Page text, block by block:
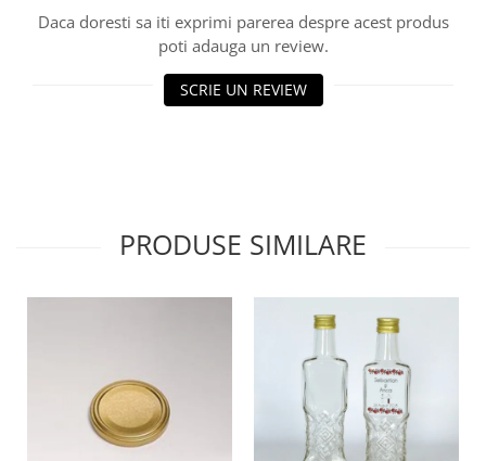
Daca doresti sa iti exprimi parerea despre acest produs
poti adauga un review.
SCRIE UN REVIEW
PRODUSE SIMILARE